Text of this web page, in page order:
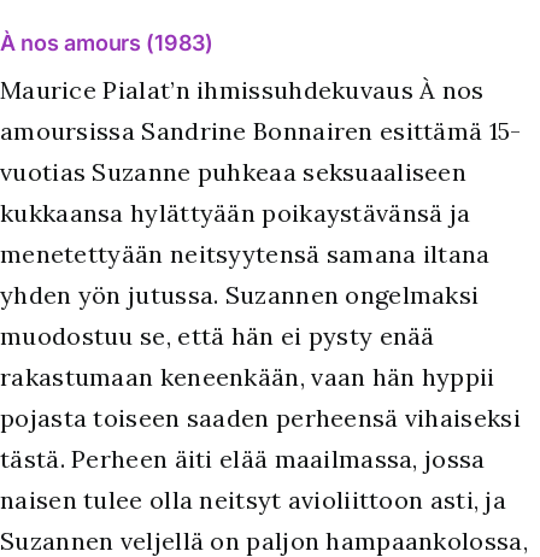
À nos amours (1983)
Maurice Pialat’n ihmissuhdekuvaus À nos
amoursissa Sandrine Bonnairen esittämä 15-
vuotias Suzanne puhkeaa seksuaaliseen
kukkaansa hylättyään poikaystävänsä ja
menetettyään neitsyytensä samana iltana
yhden yön jutussa. Suzannen ongelmaksi
muodostuu se, että hän ei pysty enää
rakastumaan keneenkään, vaan hän hyppii
pojasta toiseen saaden perheensä vihaiseksi
tästä. Perheen äiti elää maailmassa, jossa
naisen tulee olla neitsyt avioliittoon asti, ja
Suzannen veljellä on paljon hampaankolossa,